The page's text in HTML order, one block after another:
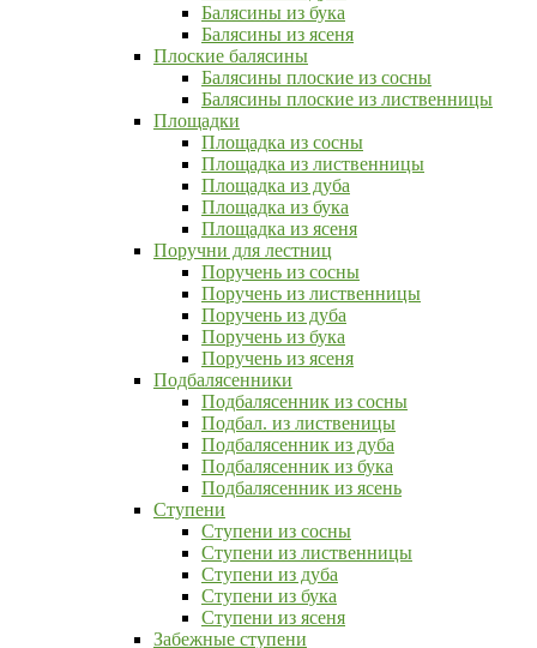
Балясины из бука
Балясины из ясеня
Плоские балясины
Балясины плоские из сосны
Балясины плоские из лиственницы
Площадки
Площадка из сосны
Площадка из лиственницы
Площадка из дуба
Площадка из бука
Площадка из ясеня
Поручни для лестниц
Поручень из сосны
Поручень из лиственницы
Поручень из дуба
Поручень из бука
Поручень из ясеня
Подбалясенники
Подбалясенник из сосны
Подбал. из лиственицы
Подбалясенник из дуба
Подбалясенник из бука
Подбалясенник из ясень
Ступени
Ступени из сосны
Ступени из лиственницы
Ступени из дуба
Ступени из бука
Ступени из ясеня
Забежные ступени